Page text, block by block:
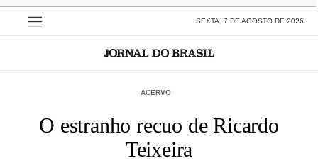
SEXTA, 7 DE AGOSTO DE 2026
ACERVO
O estranho recuo de Ricardo
Teixeira